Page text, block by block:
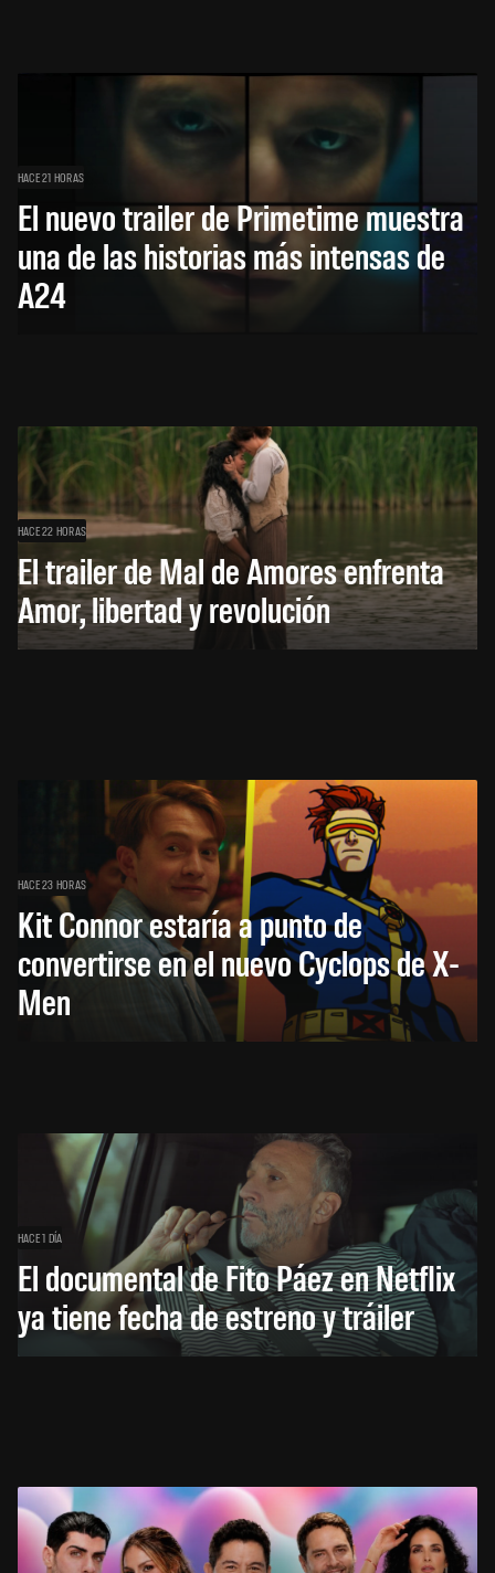
HACE 21 HORAS
El nuevo trailer de Primetime muestra
una de las historias más intensas de
A24
HACE 22 HORAS
El trailer de Mal de Amores enfrenta
Amor, libertad y revolución
HACE 23 HORAS
Kit Connor estaría a punto de
convertirse en el nuevo Cyclops de X-
Men
HACE 1 DÍA
El documental de Fito Páez en Netflix
ya tiene fecha de estreno y tráiler